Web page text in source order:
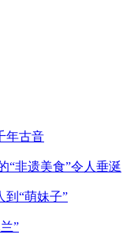
年古音
“非遗美食”令人垂涎
到“萌妹子”
”